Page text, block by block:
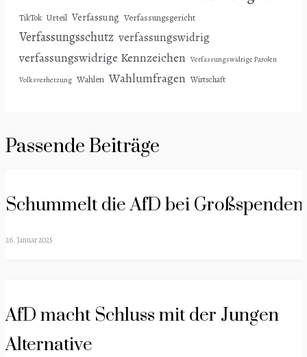
TikTok Urteil Verfassung Verfassungsgericht
Verfassungsschutz verfassungswidrig
verfassungswidrige Kennzeichen Verfassungswidrige Parolen
Volksverhetzung Wahlen Wahlumfragen Wirtschaft
Passende Beiträge
Schummelt die AfD bei
26. Januar 2025
AfD macht Schluss mit der Jungen
Alternative